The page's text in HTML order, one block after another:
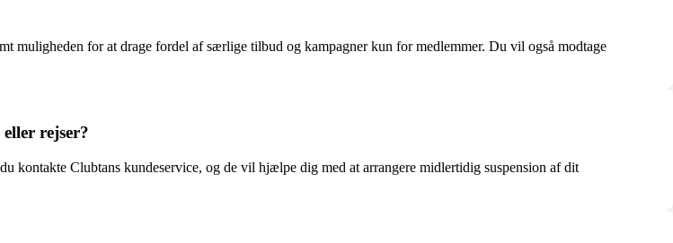
muligheden for at drage fordel af særlige tilbud og kampagner kun for medlemmer. Du vil også modtage
rejser?
kontakte Clubtans kundeservice, og de vil hjælpe dig med at arrangere midlertidig suspension af dit